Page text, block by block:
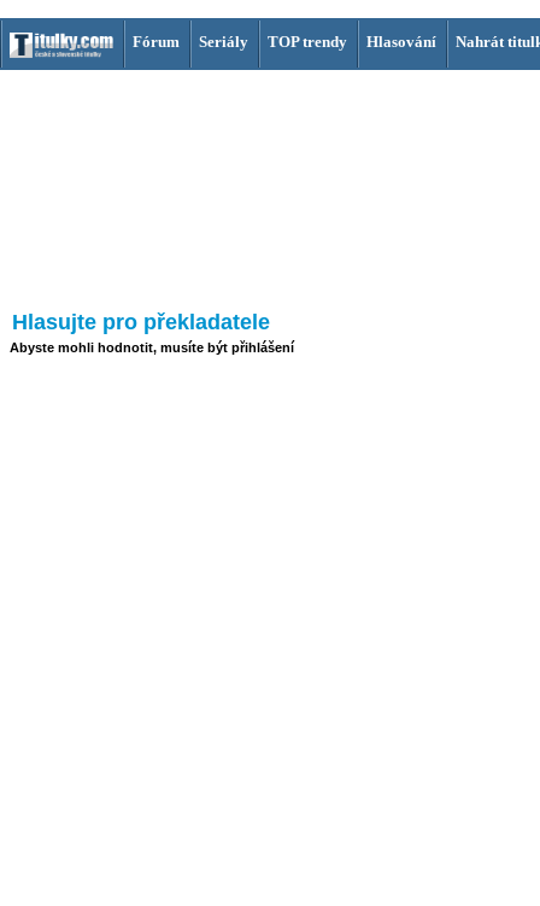
Fórum Seriály TOP trendy Hlasování Nahrát
Hlasujte pro překladatele
Abyste mohli hodnotit, musíte být přihlášení